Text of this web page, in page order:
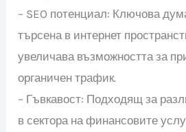
– SEO потенциал: Ключова
търсена в интернет
увеличава възможността за
органичен трафик.
– Гъвкавост: Подходящ за
в сектора на финансовите